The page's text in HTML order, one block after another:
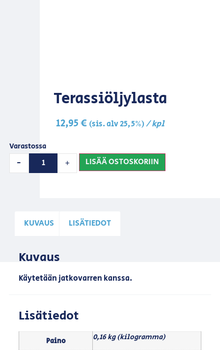
Terassiöljylasta
12,95€ (sis. alv 25,5%)/ kpl
Varastossa
- + LISÄÄ OSTOSKORIIN
KUVAUS LISÄTIEDOT
Kuvaus
Käytetään jatkovarren kanssa.
Lisätiedot
Paino 0,16 kg (kilogramma)